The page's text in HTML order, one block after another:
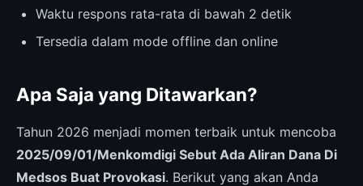
Waktu respons rata-rata di bawah 2 detik
Tersedia dalam mode offline dan online
Apa Saja yang Ditawarkan?
Tahun 2026 menjadi momen terbaik untuk mencoba
2025/09/01/Menkomdigi Sebut Ada Aliran Dana Di
Medsos Buat Provokasi. Berikut yang akan Anda